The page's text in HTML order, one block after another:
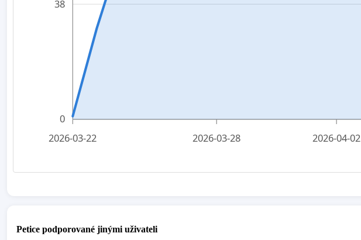
0
38
2026-03-22 2026-03-28 2026-04-02
Petice podporované jinými uživateli